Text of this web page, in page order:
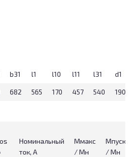
b31 l1 l10 l11 l31 d1
682 565 170 457 540 190
Номинальный
ток, А
Ммакс
/ Мн
Мпуск
/ Мн